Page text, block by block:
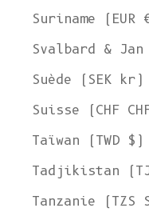
Suriname (EUR
Svalbard & Jan
Suède (SEK kr)
Suisse (CHF
Taïwan (TWD $)
Tadjikistan
Tanzanie (TZS